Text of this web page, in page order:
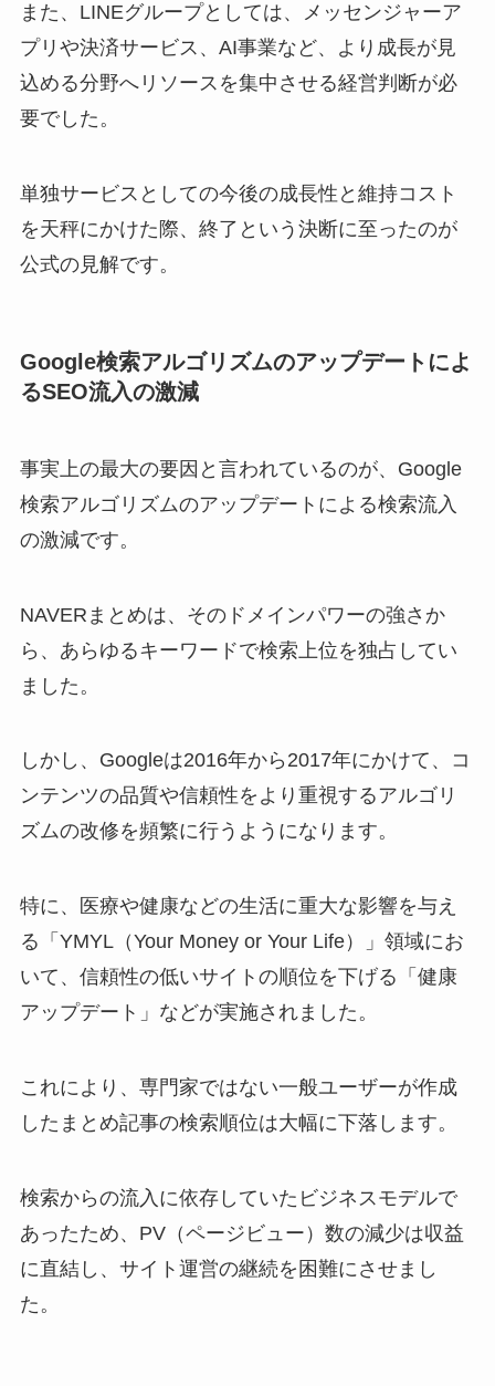
また、LINEグループとしては、メッセンジャーア
プリや決済サービス、AI事業など、より成長が見
込める分野へリソースを集中させる経営判断が必
要でした。
単独サービスとしての今後の成長性と維持コスト
を天秤にかけた際、終了という決断に至ったのが
公式の見解です。
Google検索アルゴリズムのアップデートによ
るSEO流入の激減
事実上の最大の要因と言われているのが、Google
検索アルゴリズムのアップデートによる検索流入
の激減です。
NAVERまとめは、そのドメインパワーの強さか
ら、あらゆるキーワードで検索上位を独占してい
ました。
しかし、Googleは2016年から2017年にかけて、コ
ンテンツの品質や信頼性をより重視するアルゴリ
ズムの改修を頻繁に行うようになります。
特に、医療や健康などの生活に重大な影響を与え
る「YMYL（Your Money or Your Life）」領域にお
いて、信頼性の低いサイトの順位を下げる「健康
アップデート」などが実施されました。
これにより、専門家ではない一般ユーザーが作成
したまとめ記事の検索順位は大幅に下落します。
検索からの流入に依存していたビジネスモデルで
あったため、PV（ページビュー）数の減少は収益
に直結し、サイト運営の継続を困難にさせまし
た。